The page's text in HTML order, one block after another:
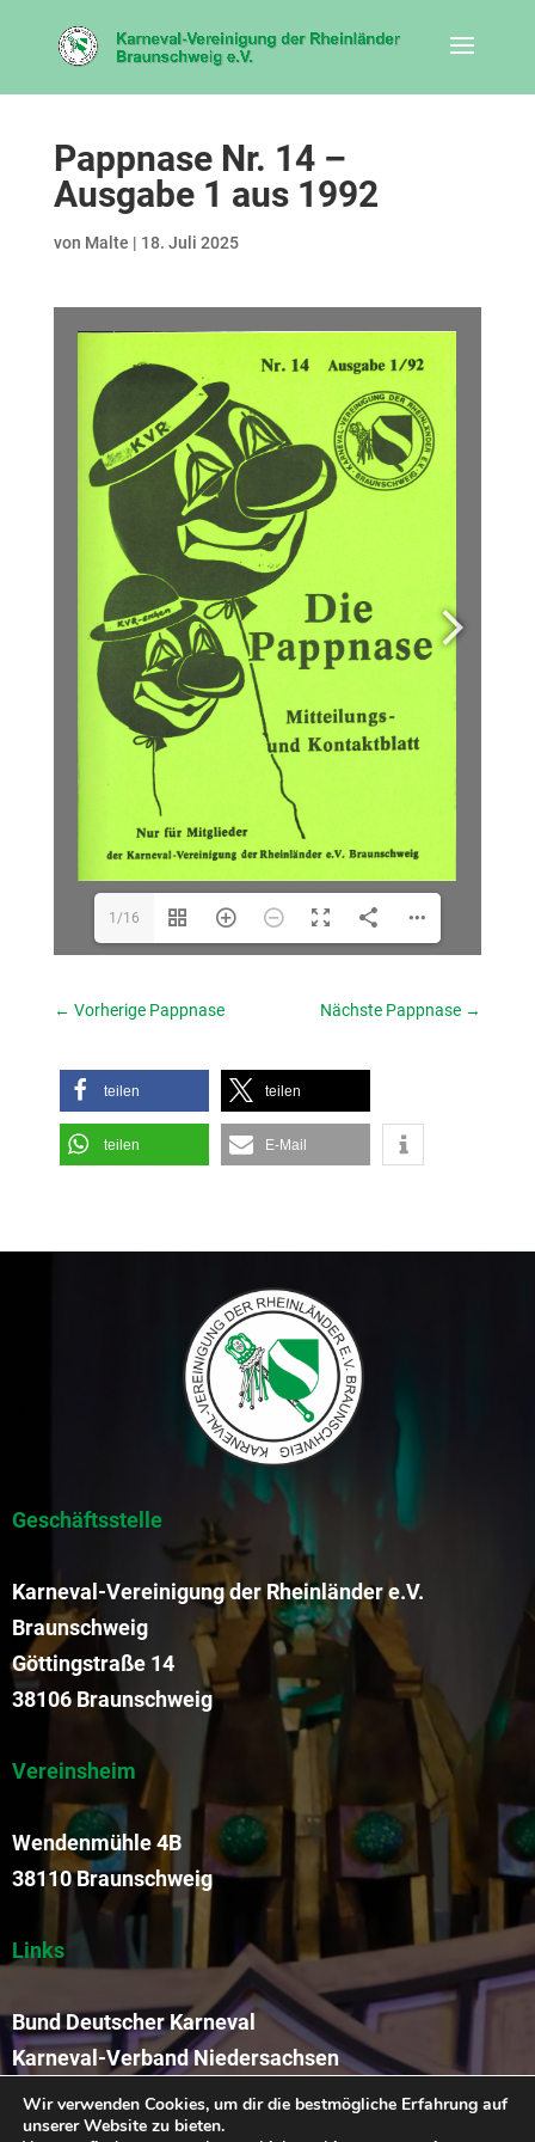
Pappnase Nr. 14 –
Ausgabe 1 aus 1992
von Malte | 18. Juli 2025
1/16
← Vorherige Pappnase Nächste Pappnase →
teilen teilen
teilen E-Mail
Geschäftsstelle
Karneval-Vereinigung der Rheinländer e.V.
Braunschweig
Göttingstraße 14
38106 Braunschweig
Vereinsheim
Wendenmühle 4B
38110 Braunschweig
Links
Bund Deutscher Karneval
Karneval-Verband Niedersachsen
Funkengarde der KVR
Wir verwenden Cookies, um dir die bestmögliche Erfahrung auf
unserer Website zu bieten.